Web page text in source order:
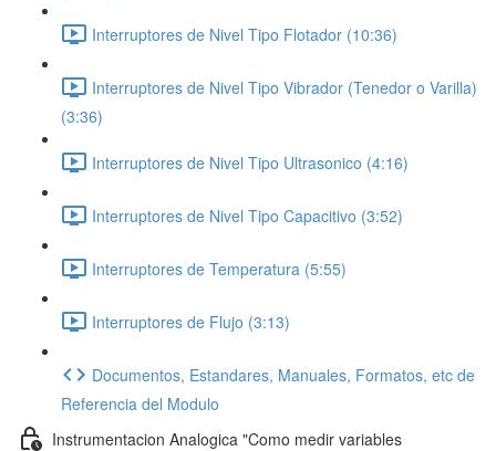
Interruptores de Nivel Tipo Flotador (10:36)
Interruptores de Nivel Tipo Vibrador (Tenedor o Varilla)
(3:36)
Interruptores de Nivel Tipo Ultrasonico (4:16)
Interruptores de Nivel Tipo Capacitivo (3:52)
Interruptores de Temperatura (5:55)
Interruptores de Flujo (3:13)
Documentos, Estandares, Manuales, Formatos, etc de
Referencia del Modulo
Instrumentacion Analogica "Como medir variables